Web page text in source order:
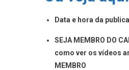
Data e hora da
SEJA MEMBRO DO
como ver os vídeos
MEMBRO